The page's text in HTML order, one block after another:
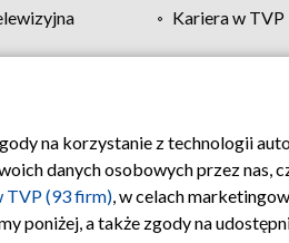
Kariera w TVP
Polityka prywatności Moje
na korzystanie z technologii
danych osobowych przez nas,
TVP (93 firm), w celach
poniżej, a także zgody na